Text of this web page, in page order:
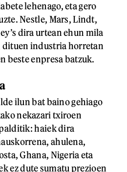
lehenago, eta gero
Nestle, Mars, Lindt,
dira urtean ehun mila
industria horretan
beste enpresa batzuk.
ilun bat baino gehiago
nekazari txiroen
haiek dira
ahulena,
Ghana, Nigeria eta
ez dute sumatu prezioen